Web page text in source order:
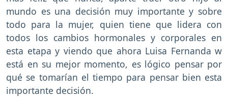
mundo es una decisión muy importante y sobre
todo para la mujer, quien tiene que lidera con
todos los cambios hormonales y corporales en
esta etapa y viendo que ahora Luisa Fernanda w
está en su mejor momento, es lógico pensar por
qué se tomarían el tiempo para pensar bien esta
importante decisión.